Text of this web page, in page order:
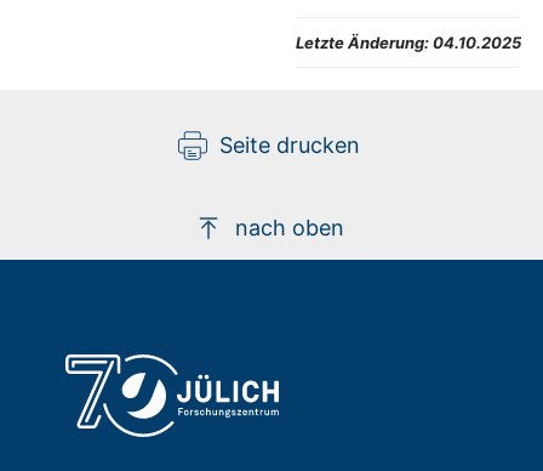
Letzte Änderung:04.10.2025
Seite drucken
nach oben